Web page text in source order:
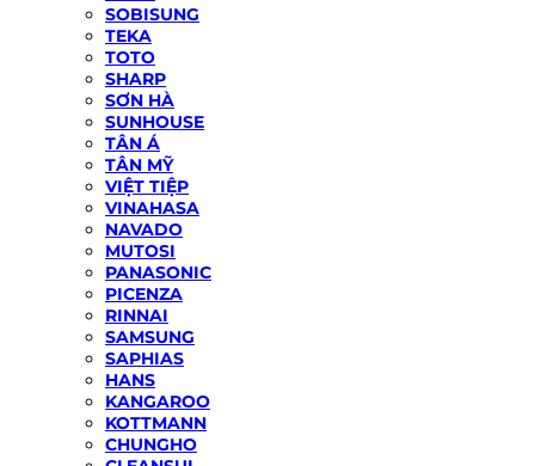
SOBISUNG
TEKA
TOTO
SHARP
SƠN HÀ
SUNHOUSE
TÂN Á
TÂN MỸ
VIỆT TIỆP
VINAHASA
NAVADO
MUTOSI
PANASONIC
PICENZA
RINNAI
SAMSUNG
SAPHIAS
HANS
KANGAROO
KOTTMANN
CHUNGHO